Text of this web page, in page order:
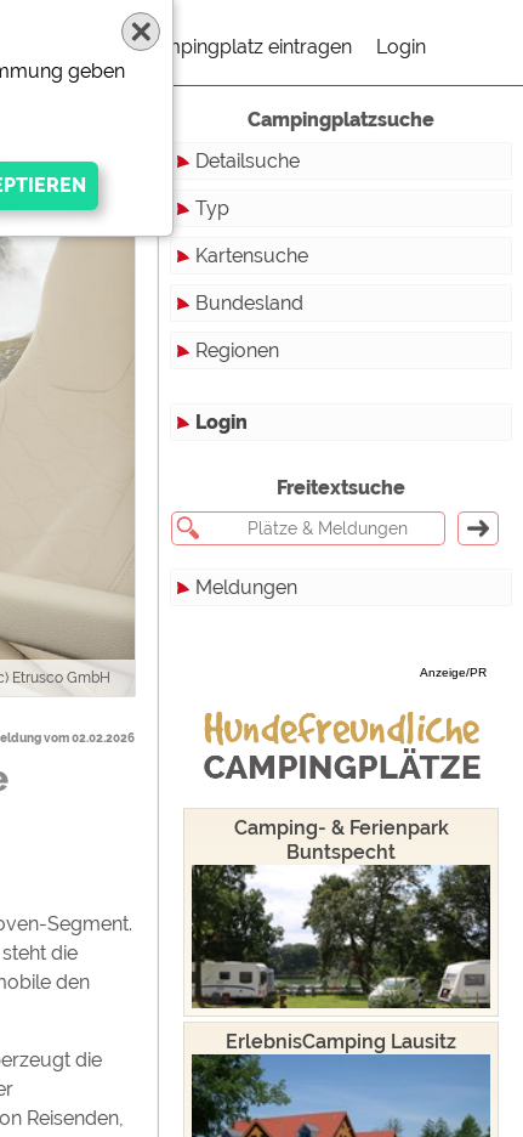
Campingplatz eintragen Login
Etrusco GmbH
vom 02.02.2026
Segment.
die
den
die
Reisenden,
Campingplatzsuche
Detailsuche
Typ
Touristikstellplätze
Dauerstellplätze
Reisemobilstellplätze
Bungalows
Ferienwohnungen
Zimmer
Miet-Wohnwagen
Miet-Zelte
Kartensuche
Bundesland
Baden-Württemberg
Brandenburg
Bremen
Hamburg
Mecklenburg-Vorpommern
Niedersachsen
Nordrhein-Westfalen
Rheinland-Pfalz
Saarland
Sachsen
Sachsen-Anhalt
Schleswig-Holstein
Thüringen
Regionen
Login
Freitextsuche
Meldungen
Campingplätze
Camping & Caravan
Sonstiges
Specials
Archiv
Anzeige/PR
Camping- & Ferienpark
Buntspecht
ErlebnisCamping Lausitz
geben